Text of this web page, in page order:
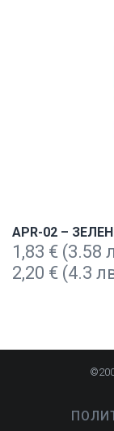
APR-02 – ЗЕЛЕН
1,83 € (3.58
2,20 € (4.3